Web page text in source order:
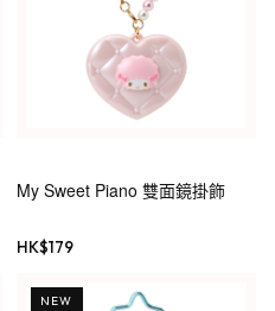
My Sweet Piano 雙面鏡掛飾
HK$179
NEW